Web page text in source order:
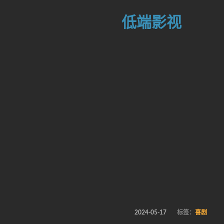
低端影视
2024-05-17 标签：喜剧